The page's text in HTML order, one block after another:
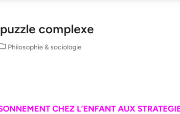
complexe
Philosophie & sociologie
CHEZ L’ENFANT AUX